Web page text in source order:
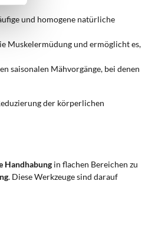
und homogene natürliche
Muskelermüdung und ermöglicht es,
saisonalen Mähvorgänge, bei denen
der körperlichen
Handhabung in flachen Bereichen zu
. Diese Werkzeuge sind darauf